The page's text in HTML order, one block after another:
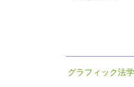
グラフィック法